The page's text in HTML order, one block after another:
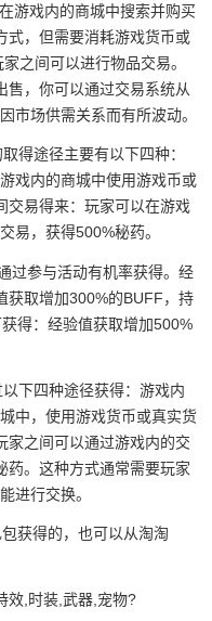
游戏内的商城中搜索并购买
式，但需要消耗游戏货币或
之间可以进行物品交易。
售，你可以通过交易系统从
市场供需关系而有所波动。
得途径主要有以下四种：
戏内的商城中使用游戏币或
交易得来：玩家可以在游戏
易，获得500%秘药。
过参与活动有机率获得。经
获取增加300%的BUFF，持
得：经验值获取增加500%
下四种途径获得：游戏内
中，使用游戏货币或真实货
家之间可以通过游戏内的交
药。这种方式通常需要玩家
进行交换。
获得的，也可以从淘淘
效,时装,武器,宠物?